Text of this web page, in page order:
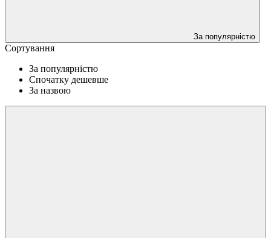
За популярністю
Сортування
За популярністю
Спочатку дешевше
За назвою